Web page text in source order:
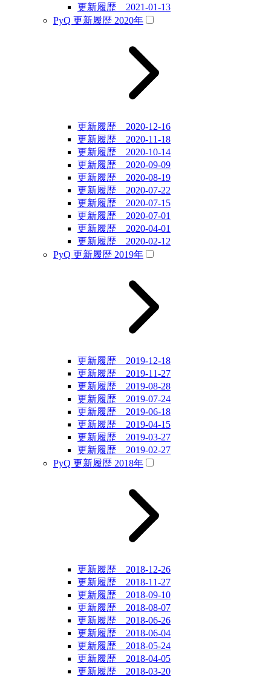
更新履歴 2021-01-13
PyQ 更新履歴 2020年
更新履歴 2020-12-16
更新履歴 2020-11-18
更新履歴 2020-10-14
更新履歴 2020-09-09
更新履歴 2020-08-19
更新履歴 2020-07-22
更新履歴 2020-07-15
更新履歴 2020-07-01
更新履歴 2020-04-01
更新履歴 2020-02-12
PyQ 更新履歴 2019年
更新履歴 2019-12-18
更新履歴 2019-11-27
更新履歴 2019-08-28
更新履歴 2019-07-24
更新履歴 2019-06-18
更新履歴 2019-04-15
更新履歴 2019-03-27
更新履歴 2019-02-27
PyQ 更新履歴 2018年
更新履歴 2018-12-26
更新履歴 2018-11-27
更新履歴 2018-09-10
更新履歴 2018-08-07
更新履歴 2018-06-26
更新履歴 2018-06-04
更新履歴 2018-05-24
更新履歴 2018-04-05
更新履歴 2018-03-20